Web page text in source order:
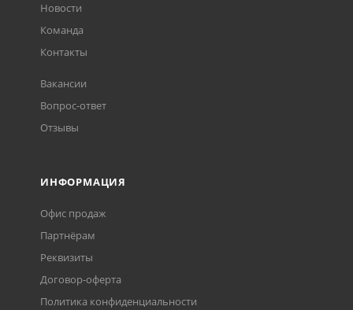
Новости
Команда
Контакты
Вакансии
Вопрос-ответ
Отзывы
ИНФОРМАЦИЯ
Офис продаж
Партнёрам
Реквизиты
Договор-оферта
Политика конфиденциальности